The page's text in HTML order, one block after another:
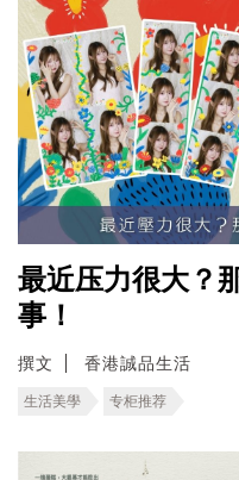
最近压力很大？
事！
撰文 香港誠品生活
生活美學 专柜推荐